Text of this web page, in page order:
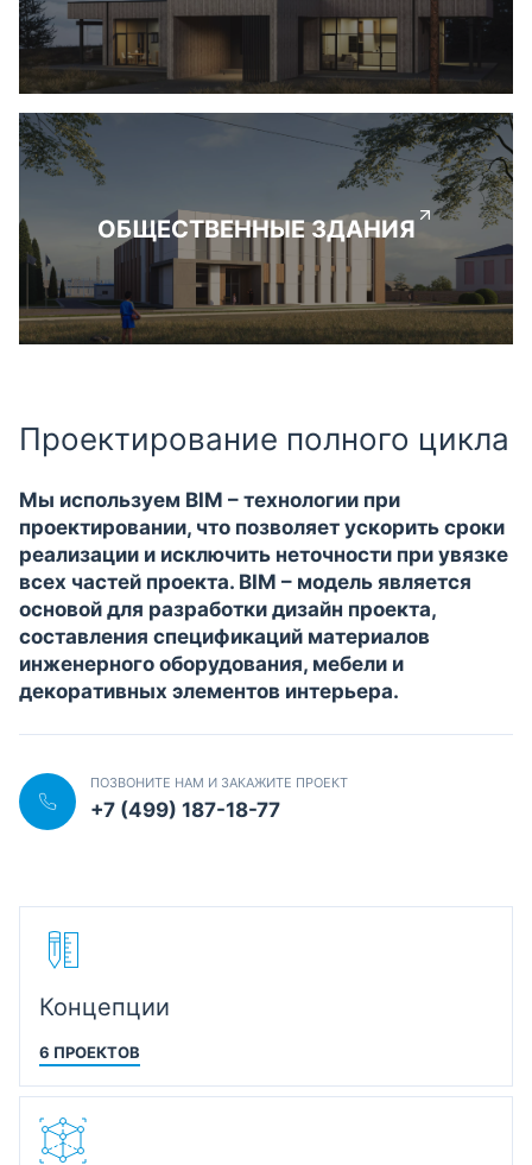
ОБЩЕСТВЕННЫЕ ЗДАНИЯ
Проектирование полного цикла
Мы используем BIM – технологии при
проектировании, что позволяет ускорить сроки
реализации и исключить неточности при увязке
всех частей проекта. BIM – модель является
основой для разработки дизайн проекта,
составления спецификаций материалов
инженерного оборудования, мебели и
декоративных элементов интерьера.
ПОЗВОНИТЕ НАМ И ЗАКАЖИТЕ ПРОЕКТ
+7 (499) 187-18-77
Концепции
6 ПРОЕКТОВ